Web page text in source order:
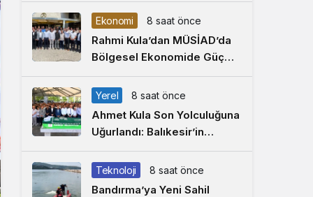
Ekonomi 8 saat önce
Rahmi Kula’dan MÜSİAD’da
Bölgesel Ekonomide Güç
Birliği Çağrısı
Yerel 8 saat önce
Ahmet Kula Son Yolculuğuna
Uğurlandı: Balıkesir’in
Duayen Sanayicisi
Defnedildi
Teknoloji 8 saat önce
Bandırma’ya Yeni Sahil